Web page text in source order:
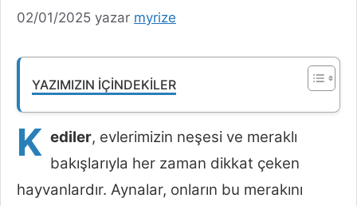
02/01/2025 yazar myrize
YAZIMIZIN İÇINDEKILER
K ediler, evlerimizin neşesi ve meraklı
bakışlarıyla her zaman dikkat çeken
hayvanlardır. Aynalar, onların bu merakını